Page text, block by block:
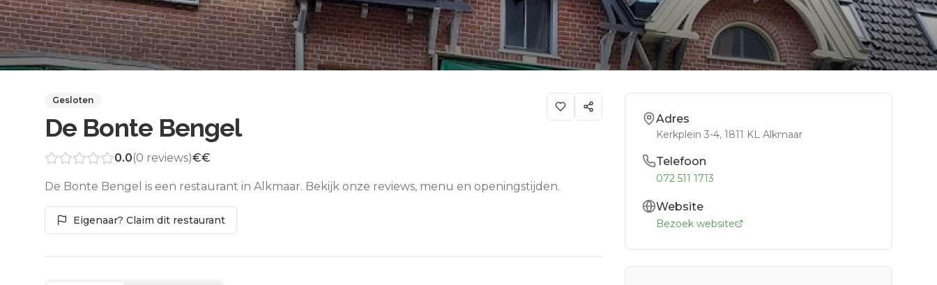
Gesloten
De Bonte Bengel
0.0(0 reviews)€€
De Bonte Bengel is een restaurant in Alkmaar. Bekijk onze reviews, menu en openingstijden.
Eigenaar? Claim dit restaurant
Adres
Kerkplein 3-4, 1811 KL Alkmaar
Telefoon
072 511 1713
Website
Bezoek website